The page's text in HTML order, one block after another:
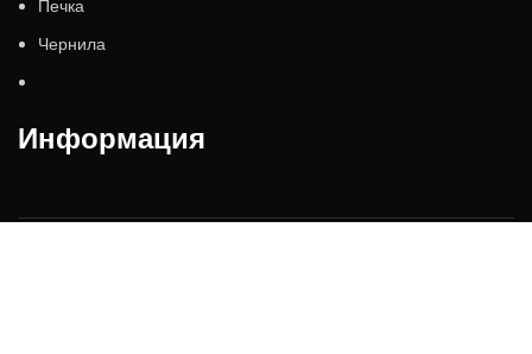
Печка
Чернила
Информация